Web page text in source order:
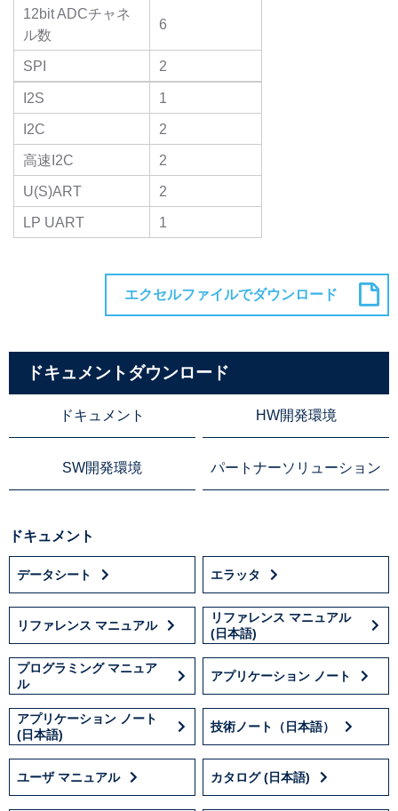
12bit ADCチャネ
ル数
6
SPI
2
I2S
1
I2C
2
高速I2C
2
U(S)ART
2
LP UART
1
ドキュメントダウンロード
ドキュメント HW開発環境
SW開発環境 パートナーソリューション
ドキュメント
データシート エラッタ
リファレンス マニュアル
リファレンス マニュアル
(日本語)
プログラミング マニュア
ル
アプリケーション ノート
アプリケーション ノート
(日本語)
技術ノート（日本語）
ユーザ マニュアル カタログ (日本語)